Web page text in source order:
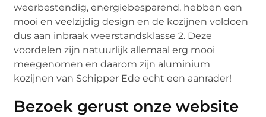
weerbestendig, energiebesparend, hebben een
mooi en veelzijdig design en de kozijnen voldoen
dus aan inbraak weerstandsklasse 2. Deze
voordelen zijn natuurlijk allemaal erg mooi
meegenomen en daarom zijn aluminium
kozijnen van Schipper Ede echt een aanrader!
Bezoek gerust onze website